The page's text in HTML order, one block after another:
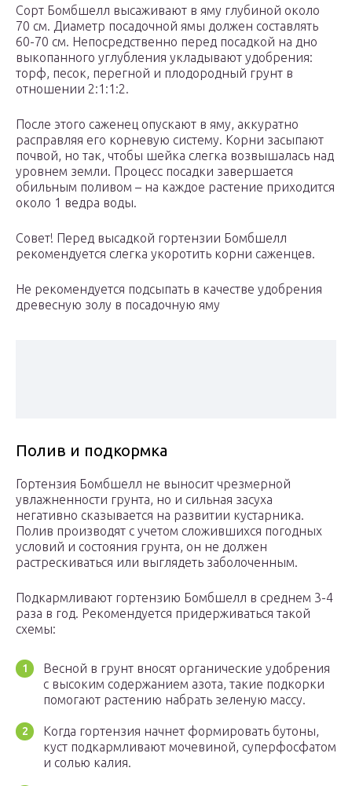
Сорт Бомбшелл высаживают в яму глубиной около
70 см. Диаметр посадочной ямы должен составлять
60-70 см. Непосредственно перед посадкой на дно
выкопанного углубления укладывают удобрения:
торф, песок, перегной и плодородный грунт в
отношении 2:1:1:2.
После этого саженец опускают в яму, аккуратно
расправляя его корневую систему. Корни засыпают
почвой, но так, чтобы шейка слегка возвышалась над
уровнем земли. Процесс посадки завершается
обильным поливом – на каждое растение приходится
около 1 ведра воды.
Совет! Перед высадкой гортензии Бомбшелл
рекомендуется слегка укоротить корни саженцев.
Не рекомендуется подсыпать в качестве удобрения
древесную золу в посадочную яму
Полив и подкормка
Гортензия Бомбшелл не выносит чрезмерной
увлажненности грунта, но и сильная засуха
негативно сказывается на развитии кустарника.
Полив производят с учетом сложившихся погодных
условий и состояния грунта, он не должен
растрескиваться или выглядеть заболоченным.
Подкармливают гортензию Бомбшелл в среднем 3-4
раза в год. Рекомендуется придерживаться такой
схемы:
Весной в грунт вносят органические удобрения
с высоким содержанием азота, такие подкорки
помогают растению набрать зеленую массу.
Когда гортензия начнет формировать бутоны,
куст подкармливают мочевиной, суперфосфатом
и солью калия.